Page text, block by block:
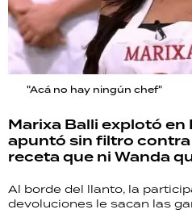
"Acá no hay ningún chef"
Marixa Balli explotó en
apuntó sin filtro
receta que ni Wanda
Al borde del llanto, la
devoluciones le sacan las